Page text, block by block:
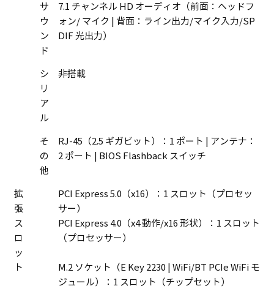
サ
ウ
ン
ド
7.1 チャンネル HD オーディオ（前面：ヘッドフ
ォン/ マイク | 背面：ライン出力/マイク入力/SP
DIF 光出力）
シ
リ
ア
ル
非搭載
そ
の
他
RJ-45（2.5 ギガビット）：1 ポート | アンテナ：
2 ポート | BIOS Flashback スイッチ
拡
張
ス
ロ
ッ
ト
PCI Express 5.0（x16）：1 スロット（プロセッ
サー）
PCI Express 4.0（x4 動作/x16 形状）：1 スロット
（プロセッサー）
M.2 ソケット（E Key 2230 | WiFi/BT PCIe WiFi モ
ジュール）：1 スロット（チップセット）